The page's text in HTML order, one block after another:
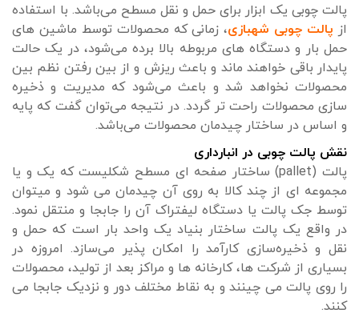
پالت چوبی یک ابزار برای حمل و نقل مسطح می‌باشد. با استفاده
از پالت چوبی شهبازی، زمانی که محصولات توسط ماشین های
حمل بار و دستگاه های مربوطه بالا برده می‌شود، در یک حالت
پایدار باقی خواهند ماند و باعث ریزش و از بین رفتن نظم بین
محصولات نخواهد شد و باعث می‌شود که مدیریت و ذخیره
سازی محصولات راحت تر گردد. در نتیجه می‌توان گفت که پایه
و اساس در ساختار چیدمان محصولات می‌باشد.
نقش پالت چوبی در انبارداری
پالت (pallet) ساختار صفحه ای مسطح شکلیست که یک و یا
مجموعه ای از چند کالا به روی آن چیدمان می شود و میتوان
توسط جک پالت یا دستگاه لیفتراک آن را جابجا و منتقل نمود.
در واقع یک پالت ساختار بنیاد یک واحد بار است که حمل و
نقل و ذخیره‌سازی کارآمد را امکان پذیر می‌سازد. امروزه در
بسیاری از شرکت ها، کارخانه ها و مراکز بعد از تولید، محصولات
را روی پالت می چینند و به نقاط مختلف دور و نزدیک جابجا می
کنند.